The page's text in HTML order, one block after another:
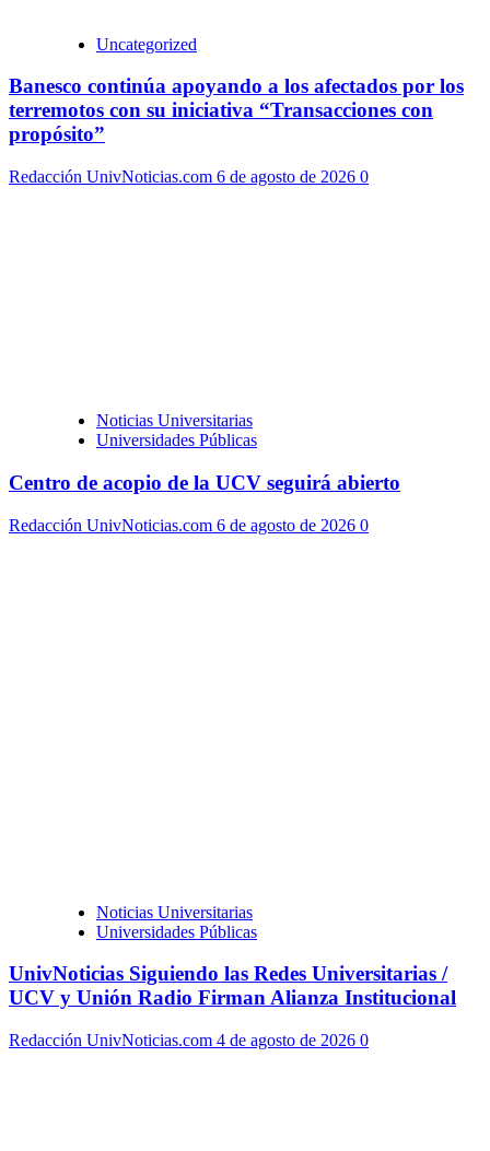
Uncategorized
Banesco continúa apoyando a los afectados por los
terremotos con su iniciativa “Transacciones con
propósito”
Redacción UnivNoticias.com 6 de agosto de 2026 0
Noticias Universitarias
Universidades Públicas
Centro de acopio de la UCV seguirá abierto
Redacción UnivNoticias.com 6 de agosto de 2026 0
Noticias Universitarias
Universidades Públicas
UnivNoticias Siguiendo las Redes Universitarias /
UCV y Unión Radio Firman Alianza Institucional
Redacción UnivNoticias.com 4 de agosto de 2026 0